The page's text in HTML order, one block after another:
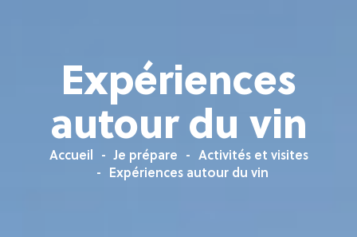
Expériences
autour du vin
Accueil Je prépare
Activités et visites
Expériences autour du vin